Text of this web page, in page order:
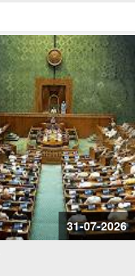
31-07-2026